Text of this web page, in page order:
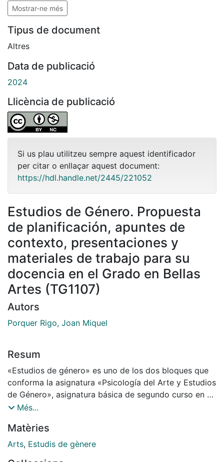
Mostrar-ne més
Tipus de document
Altres
Data de publicació
2024
Llicència de publicació
Si us plau utilitzeu sempre aquest identificador
per citar o enllaçar aquest document:
https://hdl.handle.net/2445/221052
Estudios de Género. Propuesta
de planificación, apuntes de
contexto, presentaciones y
materiales de trabajo para su
docencia en el Grado en Bellas
Artes (TG1107)
Autors
Porquer Rigo, Joan Miquel
Resum
«Estudios de género» es uno de los dos bloques que
conforma la asignatura «Psicología del Arte y Estudios
de Género», asignatura básica de segundo curso en el
Grado en Bellas Artes (TG1107) de la Universidad de
plan docente para el curso 2023-2024, los materiales
de esta entrada componen una estructura de
Més...
Matèries
Arts, Estudis de gènere